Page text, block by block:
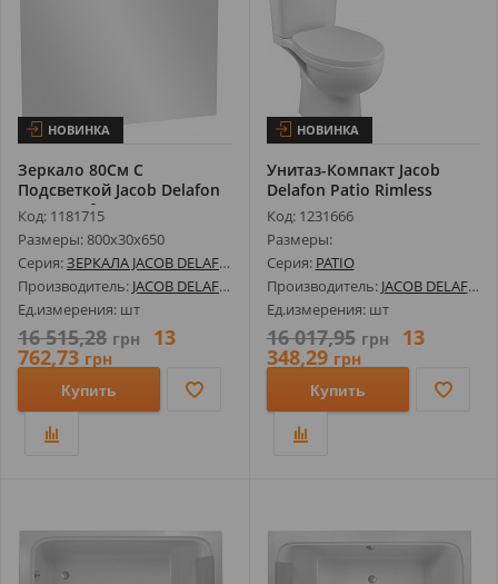
НОВИНКА
Зеркало 80См С
Подсветкой Jacob Delafon
Eв1413-Nf
Код: 1181715
Размеры: 800х30х650
Серия:ЗЕРКАЛА JACOB DELAFON
Производитель: JACOB DELAFON
Ед.измерения: шт
16 515,28 грн 13
762,73 грн
Купить
НОВИНКА
Унитаз-Компакт Jacob
Delafon Patio Rimless
ETB212-00...
Код: 1231666
Размеры:
Серия: PATIO
Производитель: JACOB DELAFON
Ед.измерения: шт
16 017,95 грн 13
348,29 грн
Купить